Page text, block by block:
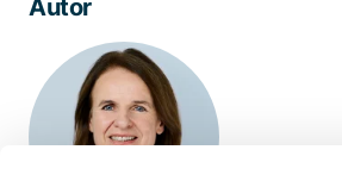
Autor